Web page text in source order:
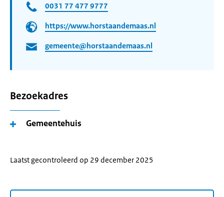
0031 77 477 9777
https://www.horstaandemaas.nl
gemeente@horstaandemaas.nl
Bezoekadres
Gemeentehuis
Laatst gecontroleerd op 29 december 2025